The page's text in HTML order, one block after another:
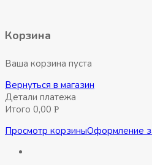
Корзина
Ваша корзина пуста
Вернуться в магазин
Детали платежа
Итого 0,00 Р
Просмотр корзиныОформление